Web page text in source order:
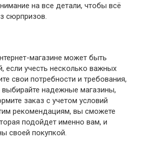
на все детали, чтобы всё
сюрпризов.
магазине может быть
если учесть несколько важных
свои потребности и требования,
выбирайте надежные магазины,
заказ с учетом условий
рекомендациям, вы сможете
подойдет именно вам, и
своей покупкой.